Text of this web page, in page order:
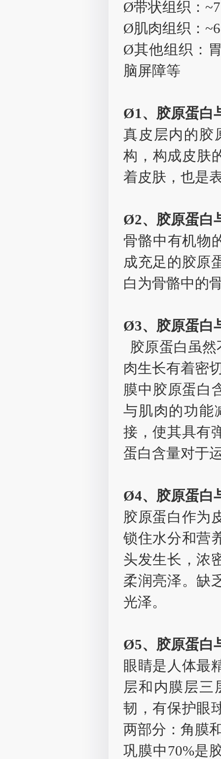
Ø带状组织：
Ø肌肉组织：
Ø其他组织：
脑屏障等
Ø1、胶原蛋白
真皮层内的胶
构，构成皮肤
着皮肤，也是
Ø2、胶原蛋白
骨骼中有机物
成充足的胶原
白为骨骼中的
Ø3、胶原蛋白
胶原蛋白虽
肉生长有着密
膜中胶原蛋白
与肌肉的功能
接，使其具有
蛋白含量对于
Ø4、胶原蛋白
胶原蛋白作为
锁住水分和营
头发生长，浓
柔润亮泽。缺
光泽。
Ø5、胶原蛋白
眼睛是人体最
层和内膜层三
韧，有保护眼
两部分：角膜
巩膜中70%是